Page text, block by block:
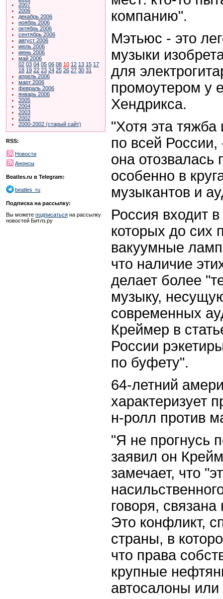
2007
2006
декабрь 2006
ноябрь 2006
октябрь 2006
сентябрь 2006
август 2006
июль 2006
июнь 2006
май 2006
02 03 04 05 06 08 10 12 13 15 17
18 19 22 23 24 25 26 27 30 31
апрель 2006
март 2006
февраль 2006
январь 2006
2005
2004
2003
2002
2000-2002 (старый сайт)
RSS:
Новости
Анонсы
Beatles.ru в Telegram:
beatles_ru
Подписка на рассылку:
Вы можете подписаться на рассылку
новостей Битлз.ру
компанию".
Мэтьюс - это
музыки
для
промоутером у
Хендрикса.
"Хотя эта тяжба
по всей России,
она отозвалась
особенно в
музыкантов и
Россия входит
которых до сих
вакуумные
что наличие
делает более
музыку,
современных
Креймер в
России
по буфету".
64-летний
характеризует
н-ролл против
"Я не прогнусь
заявил он
замечает, что
говоря,
Это конфликт,
страны, в
что права
крупные
автосалоны